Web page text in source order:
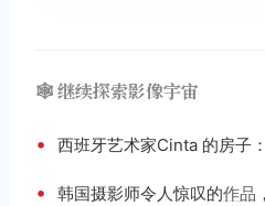
🕸️ 继续探索影像宇宙
• 西班牙艺术家Cinta 的房子
• 韩国摄影师令人惊叹的作品